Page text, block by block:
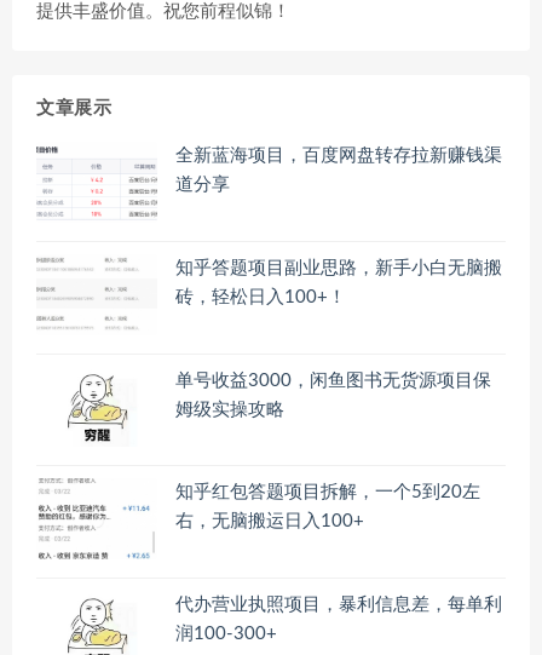
提供丰盛价值。祝您前程似锦！
文章展示
全新蓝海项目，百度网盘转存拉新赚钱渠
道分享
知乎答题项目副业思路，新手小白无脑搬
砖，轻松日入100+！
单号收益3000，闲鱼图书无货源项目保
姆级实操攻略
知乎红包答题项目拆解，一个5到20左
右，无脑搬运日入100+
代办营业执照项目，暴利信息差，每单利
润100-300+